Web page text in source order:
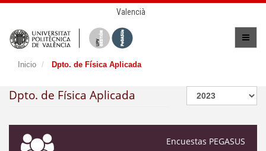
Valencià
Inicio Dpto. de Física Aplicada
Dpto. de Física Aplicada
Encuestas PEGASUS